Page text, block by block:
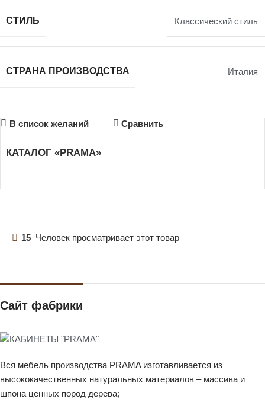
СТИЛЬ Классический стиль
СТРАНА ПРОИЗВОДСТВА Италия
В список желаний Сравнить
КАТАЛОГ «PRAMA»
15 Человек просматривает этот товар
Сайт фабрики
Вся мебель производства PRAMA изготавливается из
высококачественных натуральных материалов – массива и
шпона ценных пород дерева;